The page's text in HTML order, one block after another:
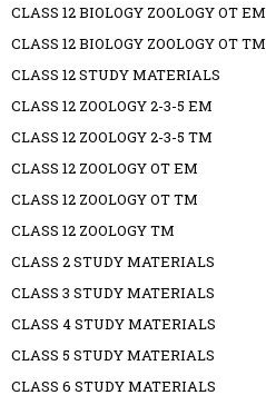
CLASS 12 BIOLOGY ZOOLOGY OT EM
CLASS 12 BIOLOGY ZOOLOGY OT TM
CLASS 12 STUDY MATERIALS
CLASS 12 ZOOLOGY 2-3-5 EM
CLASS 12 ZOOLOGY 2-3-5 TM
CLASS 12 ZOOLOGY OT EM
CLASS 12 ZOOLOGY OT TM
CLASS 12 ZOOLOGY TM
CLASS 2 STUDY MATERIALS
CLASS 3 STUDY MATERIALS
CLASS 4 STUDY MATERIALS
CLASS 5 STUDY MATERIALS
CLASS 6 STUDY MATERIALS